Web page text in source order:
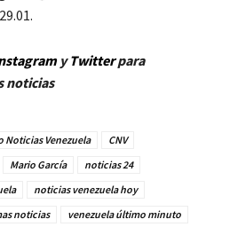
yTwitterpara
noticias
Noticias Venezuela
CNV
Mario García
noticias 24
noticias venezuela hoy
noticias venezuela último minuto